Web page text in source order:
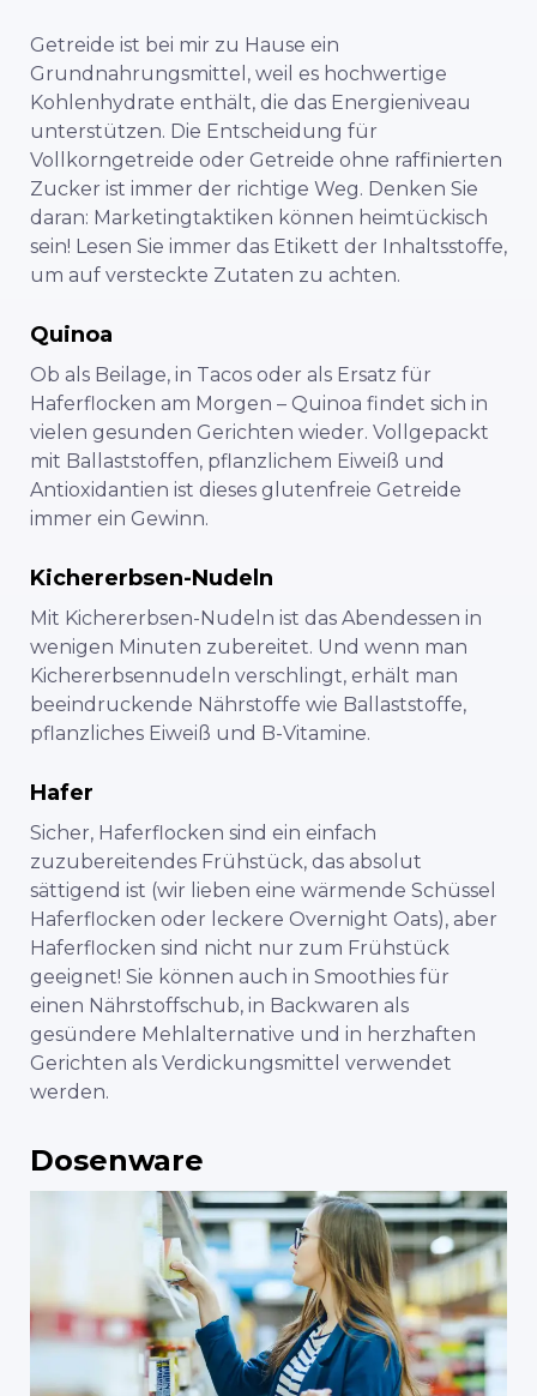
Getreide ist bei mir zu Hause ein
Grundnahrungsmittel, weil es hochwertige
Kohlenhydrate enthält, die das Energieniveau
unterstützen. Die Entscheidung für
Vollkorngetreide oder Getreide ohne raffinierten
Zucker ist immer der richtige Weg. Denken Sie
daran: Marketingtaktiken können heimtückisch
sein! Lesen Sie immer das Etikett der Inhaltsstoffe,
um auf versteckte Zutaten zu achten.
Quinoa
Ob als Beilage, in Tacos oder als Ersatz für
Haferflocken am Morgen – Quinoa findet sich in
vielen gesunden Gerichten wieder. Vollgepackt
mit Ballaststoffen, pflanzlichem Eiweiß und
Antioxidantien ist dieses glutenfreie Getreide
immer ein Gewinn.
Kichererbsen-Nudeln
Mit Kichererbsen-Nudeln ist das Abendessen in
wenigen Minuten zubereitet. Und wenn man
Kichererbsennudeln verschlingt, erhält man
beeindruckende Nährstoffe wie Ballaststoffe,
pflanzliches Eiweiß und B-Vitamine.
Hafer
Sicher, Haferflocken sind ein einfach
zuzubereitendes Frühstück, das absolut
sättigend ist (wir lieben eine wärmende Schüssel
Haferflocken oder leckere Overnight Oats), aber
Haferflocken sind nicht nur zum Frühstück
geeignet! Sie können auch in Smoothies für
einen Nährstoffschub, in Backwaren als
gesündere Mehlalternative und in herzhaften
Gerichten als Verdickungsmittel verwendet
werden.
Dosenware